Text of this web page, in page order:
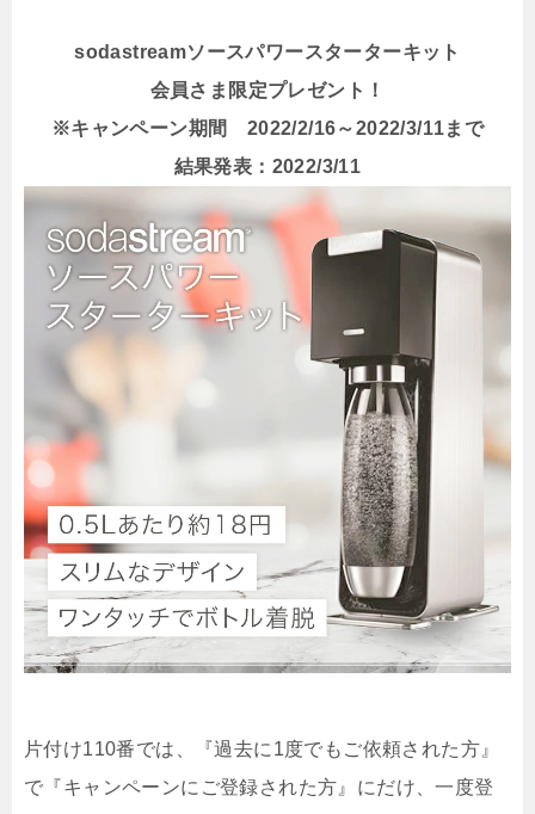
sodastreamソースパワースターターキット
会員さま限定プレゼント！
※キャンペーン期間 2022/2/16～2022/3/11まで
結果発表：2022/3/11
片付け110番では、『過去に1度でもご依頼された方』
で『キャンペーンにご登録された方』にだけ、一度登